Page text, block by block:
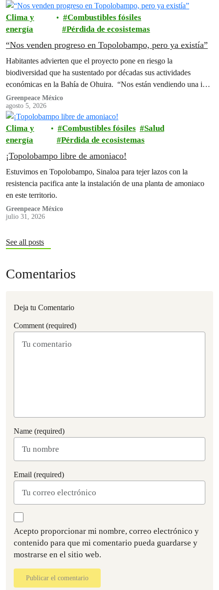
Clima y
energía
Combustibles fósiles
Pérdida de ecosistemas
“Nos venden progreso en Topolobampo, pero ya existía”
Habitantes advierten que el proyecto pone en riesgo la
biodiversidad que ha sustentado por décadas sus actividades
económicas en la Bahía de Ohuira. “Nos están vendiendo una idea
de progreso y desarrollo, pero eso ya existía en nuestra Bahía”,
afirman
Greenpeace México
agosto 5, 2026
Clima y
energía
Combustibles fósiles
Salud
Pérdida de ecosistemas
¡Topolobampo libre de amoniaco!
Estuvimos en Topolobampo, Sinaloa para tejer lazos con la
resistencia pacifica ante la instalación de una planta de amoniaco
en este territorio.
Greenpeace México
julio 31, 2026
See all posts
Comentarios
Deja tu Comentario
Comment (required)
Name (required)
Email (required)
Acepto proporcionar mi nombre, correo electrónico y
contenido para que mi comentario pueda guardarse y
mostrarse en el sitio web.
Publicar el comentario